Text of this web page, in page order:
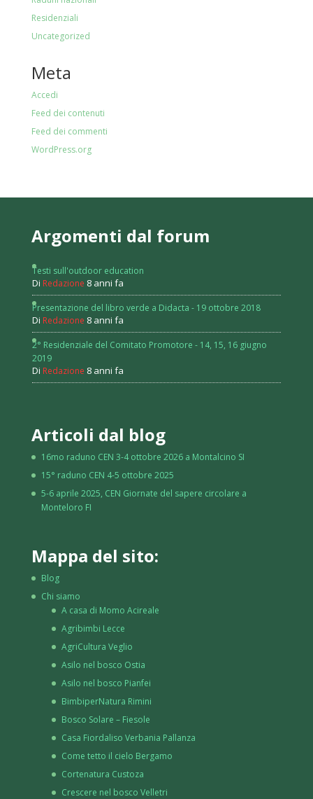
Residenziali
Uncategorized
Meta
Accedi
Feed dei contenuti
Feed dei commenti
WordPress.org
Argomenti dal forum
Testi sull'outdoor education
Di Redazione 8 anni fa
Presentazione del libro verde a Didacta - 19 ottobre 2018
Di Redazione 8 anni fa
2° Residenziale del Comitato Promotore - 14, 15, 16 giugno
2019
Di Redazione 8 anni fa
Articoli dal blog
16mo raduno CEN 3-4 ottobre 2026 a Montalcino SI
15° raduno CEN 4-5 ottobre 2025
5-6 aprile 2025, CEN Giornate del sapere circolare a
Monteloro FI
Mappa del sito:
Blog
Chi siamo
A casa di Momo Acireale
Agribimbi Lecce
AgriCultura Veglio
Asilo nel bosco Ostia
Asilo nel bosco Pianfei
BimbiperNatura Rimini
Bosco Solare – Fiesole
Casa Fiordaliso Verbania Pallanza
Come tetto il cielo Bergamo
Cortenatura Custoza
Crescere nel bosco Velletri